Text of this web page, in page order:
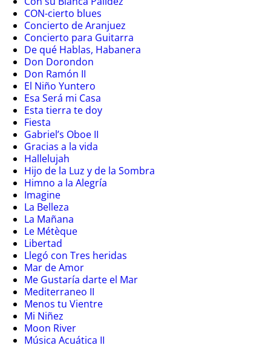
CON-cierto blues
Concierto de Aranjuez
Concierto para Guitarra
De qué Hablas, Habanera
Don Dorondon
Don Ramón II
El Niño Yuntero
Esa Será mi Casa
Esta tierra te doy
Fiesta
Gabriel’s Oboe II
Gracias a la vida
Hallelujah
Hijo de la Luz y de la Sombra
Himno a la Alegría
Imagine
La Belleza
La Mañana
Le Métèque
Libertad
Llegó con Tres heridas
Mar de Amor
Me Gustaría darte el Mar
Mediterraneo II
Menos tu Vientre
Mi Niñez
Moon River
Música Acuática II